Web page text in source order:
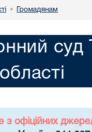
• Громадянам
суд
області
з офіційних